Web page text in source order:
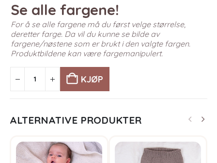
Se alle fargene!
For å se alle fargene må du først velge størrelse,
deretter farge. Da vil du kunne se bilde av
fargene/nøstene som er brukt i den valgte fargen.
Produktbildene kan være fargemanipulert.
KJØP
ALTERNATIVE PRODUKTER